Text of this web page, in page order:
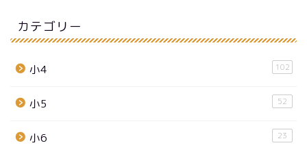
カテゴリー
小4 102
小5 52
小6 23